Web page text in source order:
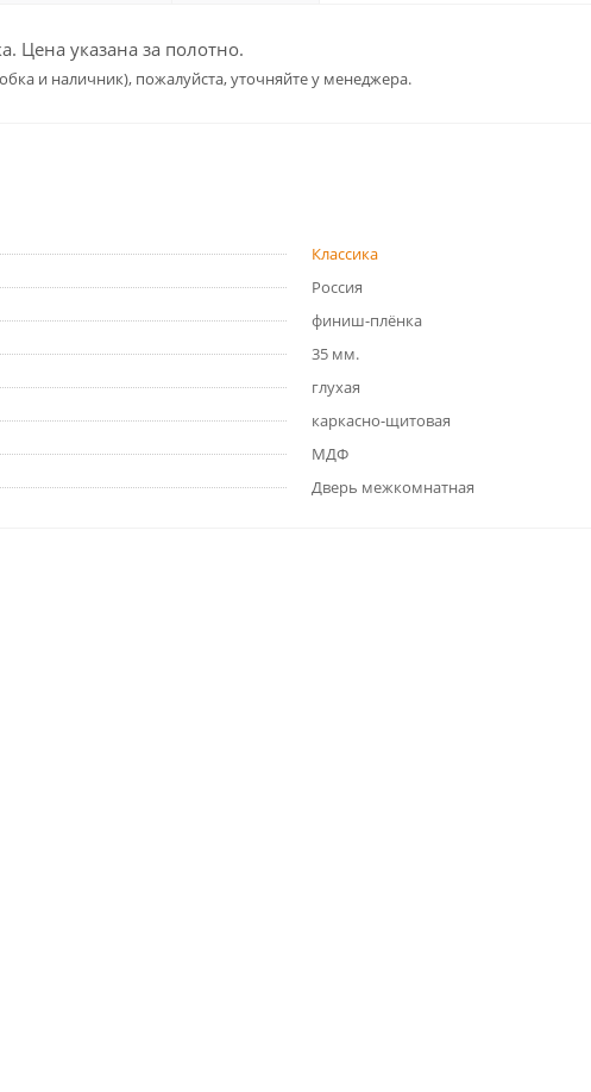
Цена указана за полотно.
и наличник), пожалуйста, уточняйте у менеджера.
Классика
Россия
финиш-плёнка
35 мм.
глухая
каркасно-щитовая
МДФ
Дверь межкомнатная